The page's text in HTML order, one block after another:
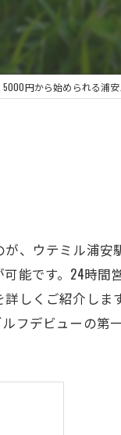
高崎店 料金表
金表
ョンゴルフ Caddy 料
ある質問
打会開催受付
5000円から始められる浦
、ウテミル浦安
能です。24時間
しくご紹介しま
フデビューの第